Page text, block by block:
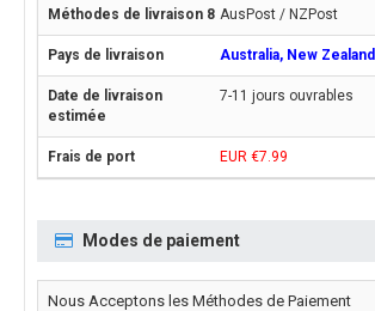
AusPost / NZPost
Australia, New Zealand
7-11 jours ouvrables
EUR €7.99
Modes de paiement
Nous Acceptons les Méthodes de Paiement